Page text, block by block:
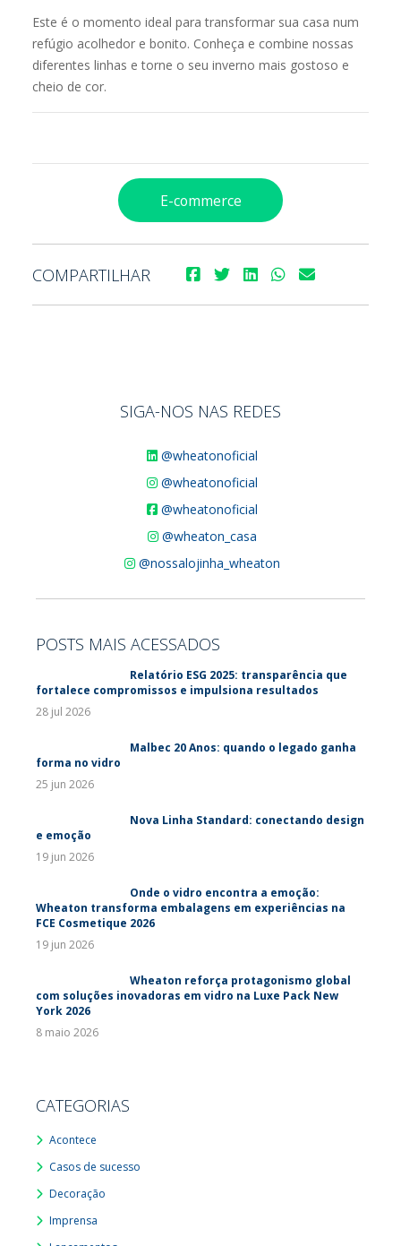
Este é o momento ideal para transformar sua casa num
refúgio acolhedor e bonito. Conheça e combine nossas
diferentes linhas e torne o seu inverno mais gostoso e
cheio de cor.
E-commerce
COMPARTILHAR
SIGA-NOS NAS REDES
@wheatonoficial
@wheatonoficial
@wheatonoficial
@wheaton_casa
@nossalojinha_wheaton
POSTS MAIS ACESSADOS
Relatório ESG 2025: transparência que
fortalece compromissos e impulsiona resultados
28 jul 2026
Malbec 20 Anos: quando o legado ganha
forma no vidro
25 jun 2026
Nova Linha Standard: conectando design
e emoção
19 jun 2026
Onde o vidro encontra a emoção:
Wheaton transforma embalagens em experiências na
FCE Cosmetique 2026
19 jun 2026
Wheaton reforça protagonismo global
com soluções inovadoras em vidro na Luxe Pack New
York 2026
8 maio 2026
CATEGORIAS
Acontece
Casos de sucesso
Decoração
Imprensa